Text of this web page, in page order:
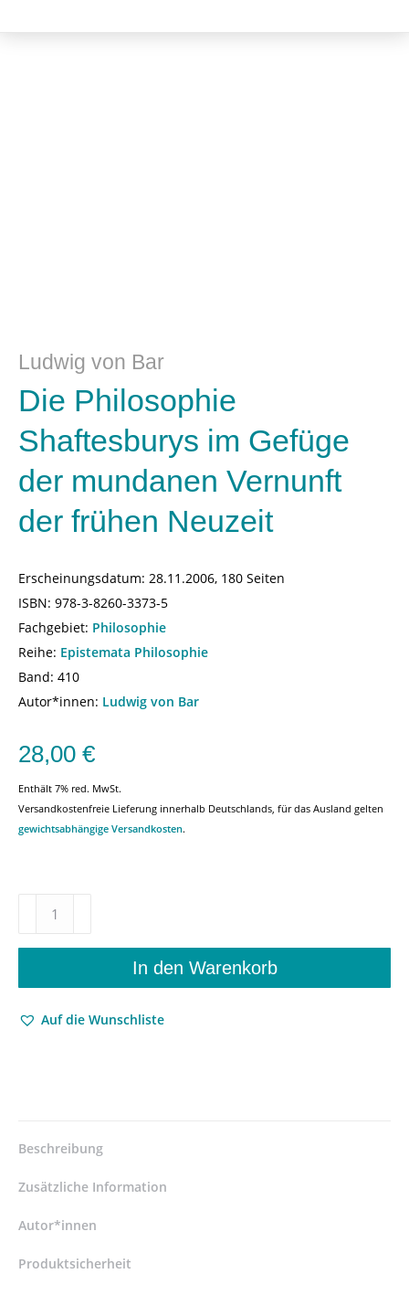
Ludwig von Bar
Die Philosophie
Shaftesburys im Gefüge
der mundanen Vernunft
der frühen Neuzeit
Erscheinungsdatum: 28.11.2006, 180 Seiten
ISBN: 978-3-8260-3373-5
Fachgebiet: Philosophie
Reihe: Epistemata Philosophie
Band: 410
Autor*innen: Ludwig von Bar
28,00 €
Enthält 7% red. MwSt.
Versandkostenfreie Lieferung innerhalb Deutschlands, für das Ausland gelten
gewichtsabhängige Versandkosten.
Philosophie
Gefüge
mundanen
Ludwig
Bar
ISBN
/
In den Warenkorb
Auf die Wunschliste
Beschreibung
Zusätzliche Information
Autor*innen
Produktsicherheit